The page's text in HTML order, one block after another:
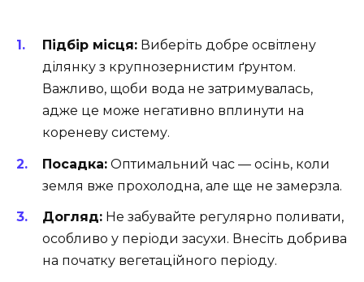
Підбір місця: Виберіть добре освітлену
ділянку з крупнозернистим ґрунтом.
Важливо, щоби вода не затримувалась,
адже це може негативно вплинути на
кореневу систему.
Посадка: Оптимальний час — осінь, коли
земля вже прохолодна, але ще не замерзла.
Догляд: Не забувайте регулярно поливати,
особливо у періоди засухи. Внесіть добрива
на початку вегетаційного періоду.